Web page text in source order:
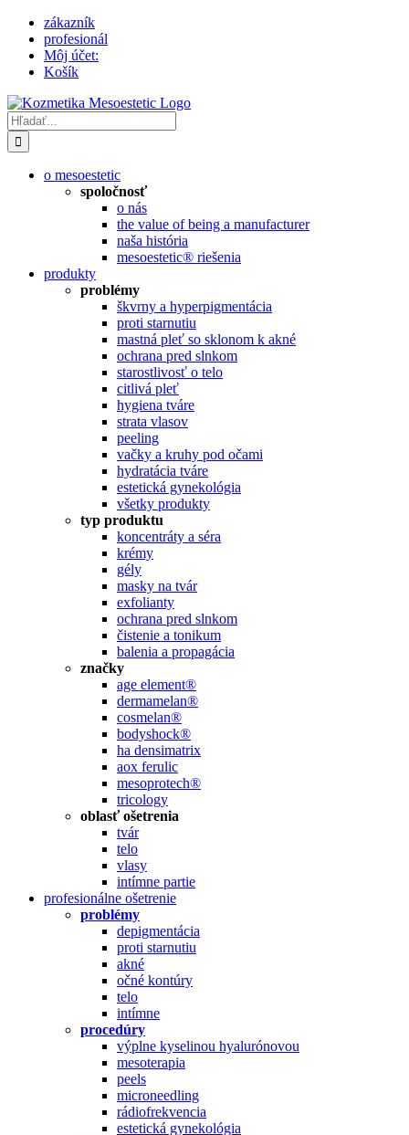
Skip
content
zákazník
profesionál
Môj účet:
Košík
Hľadať:
o mesoestetic
spoločnosť
o nás
the value of being a manufacturer
naša história
mesoestetic® riešenia
produkty
problémy
škvrny a hyperpigmentácia
proti starnutiu
mastná pleť so sklonom k ​​akné
ochrana pred slnkom
starostlivosť o telo
citlivá pleť
hygiena tváre
strata vlasov
peeling
vačky a kruhy pod očami
hydratácia tváre
estetická gynekológia
všetky produkty
typ produktu
koncentráty a séra
krémy
gély
masky na tvár
exfolianty
ochrana pred slnkom
čistenie a tonikum
balenia a propagácia
značky
age element®
dermamelan®
cosmelan®
bodyshock®
ha densimatrix
aox ferulic
mesoprotech®
tricology
oblasť ošetrenia
tvár
telo
vlasy
intímne partie
profesionálne ošetrenie
problémy
depigmentácia
proti starnutiu
akné
očné kontúry
telo
intímne
procedúry
výplne kyselinou hyalurónovou
mesoterapia
peels
microneedling
rádiofrekvencia
estetická gynekológia